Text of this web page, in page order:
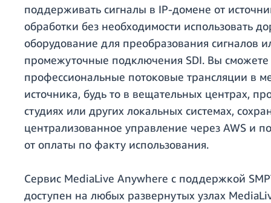
поддерживать сигналы в IP-домене от
обработки без необходимости использовать
оборудование для преобразования сигналов
промежуточные подключения SDI. Вы сможете
профессиональные потоковые трансляции в
источника, будь то в вещательных центрах,
студиях или других локальных системах,
централизованное управление через AWS и
от оплаты по факту использования.
Сервис MediaLive Anywhere с поддержкой
доступен на любых развернутых узлах